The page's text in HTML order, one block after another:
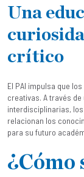
Una
crítico
El PAI impulsa que
creativas. A través
interdisciplinarias,
relacionan los
para su futuro
¿Cómo